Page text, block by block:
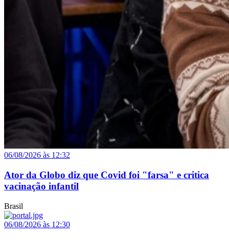
06/08/2026 às 12:32
Ator da Globo diz que Covid foi "farsa" e critica
vacinação infantil
Brasil
06/08/2026 às 12:30